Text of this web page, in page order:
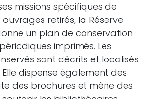
missions spécifiques de
retirés, la Réserve
un plan de conservation
imprimés. Les
sont décrits et localisés
Elle dispense également des
des brochures et mène des